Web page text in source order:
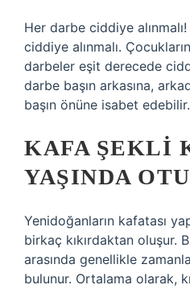
Her darbe ciddiye
ciddiye alınmalı.
darbeler eşit derecede
darbe başın arkasına,
başın önüne isabet edebilir.
KAFA ŞEKLI
YAŞINDA
Yenidoğanların kafatası
birkaç kıkırdaktan oluşur.
arasında genellikle
bulunur. Ortalama olarak,